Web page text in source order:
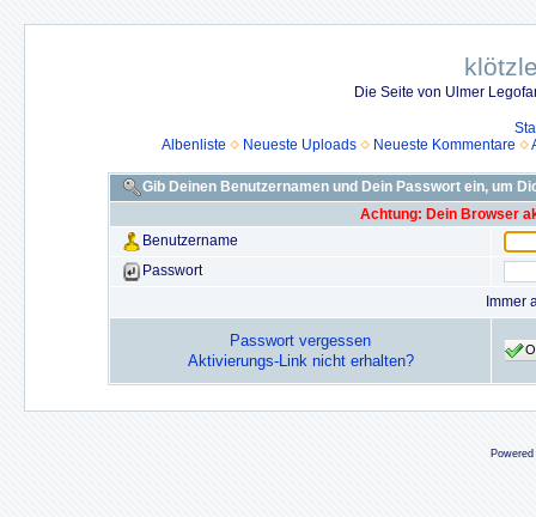
Die Seite von Ulmer
Albenliste
Neueste Uploads Neueste Kommentare
Gib Deinen Benutzernamen und Dein Passwort ein, um
Achtung: Dein Browser
Benutzername
Passwort
Immer
Passwort vergessen
Aktivierungs-Link nicht erhalten?